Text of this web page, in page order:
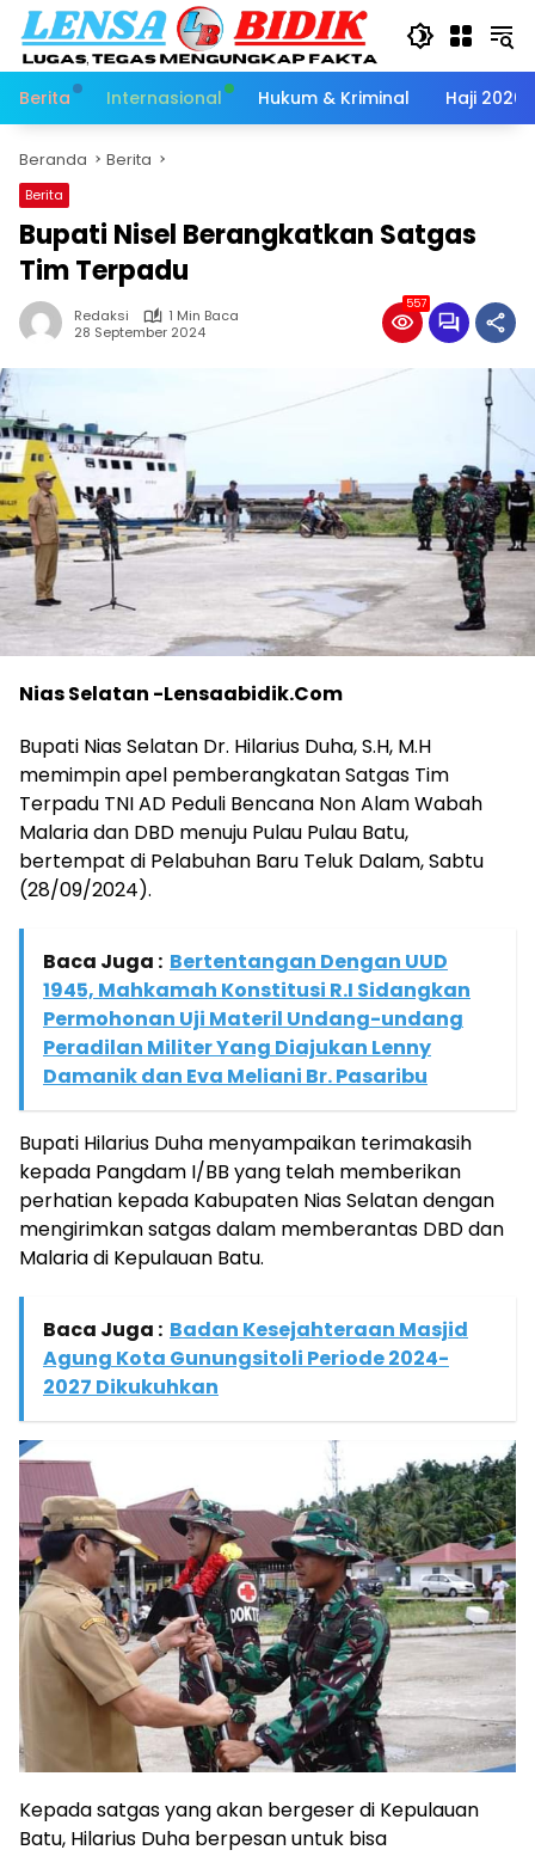
Langsung
konten
Berita
Internasional Hukum & Kriminal Haji 2026
Beranda Berita
Berita
Bupati Nisel Berangkatkan Satgas
Tim Terpadu
Redaksi
1 Min Baca
28 September 2024
557
Nias Selatan -Lensaabidik.Com
Bupati Nias Selatan Dr. Hilarius Duha, S.H, M.H
memimpin apel pemberangkatan Satgas Tim
Terpadu TNI AD Peduli Bencana Non Alam Wabah
Malaria dan DBD menuju Pulau Pulau Batu,
bertempat di Pelabuhan Baru Teluk Dalam, Sabtu
(28/09/2024).
Baca Juga : Bertentangan Dengan UUD
1945, Mahkamah Konstitusi R.I Sidangkan
Permohonan Uji Materil Undang-undang
Peradilan Militer Yang Diajukan Lenny
Damanik dan Eva Meliani Br. Pasaribu
Bupati Hilarius Duha menyampaikan terimakasih
kepada Pangdam I/BB yang telah memberikan
perhatian kepada Kabupaten Nias Selatan dengan
mengirimkan satgas dalam memberantas DBD dan
Malaria di Kepulauan Batu.
Baca Juga : Badan Kesejahteraan Masjid
Agung Kota Gunungsitoli Periode 2024-
2027 Dikukuhkan
Kepada satgas yang akan bergeser di Kepulauan
Batu, Hilarius Duha berpesan untuk bisa